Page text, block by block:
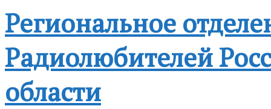
Региональное
Радиолюбителей
области